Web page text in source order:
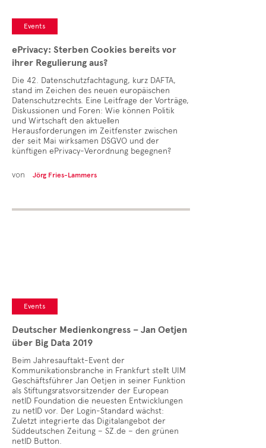
Events
ePrivacy: Sterben Cookies bereits vor
ihrer Regulierung aus?
Die 42. Datenschutzfachtagung, kurz DAFTA,
stand im Zeichen des neuen europäischen
Datenschutzrechts. Eine Leitfrage der Vorträge,
Diskussionen und Foren: Wie können Politik
und Wirtschaft den aktuellen
Herausforderungen im Zeitfenster zwischen
der seit Mai wirksamen DSGVO und der
künftigen ePrivacy-Verordnung begegnen?
von Jörg Fries-Lammers
Events
Deutscher Medienkongress – Jan Oetjen
über Big Data 2019
Beim Jahresauftakt-Event der
Kommunikationsbranche in Frankfurt stellt UIM
Geschäftsführer Jan Oetjen in seiner Funktion
als Stiftungsratsvorsitzender der European
netID Foundation die neuesten Entwicklungen
zu netID vor. Der Login-Standard wächst:
Zuletzt integrierte das Digitalangebot der
Süddeutschen Zeitung – SZ.de – den grünen
netID Button.